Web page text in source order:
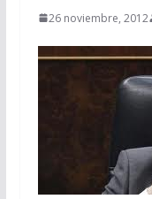
26 noviembre, 2012